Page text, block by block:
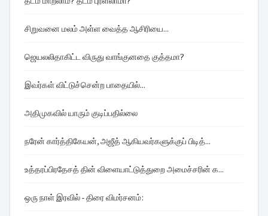
சிறுவனை மலம் அள்ள வைத்த ஆசிரியை...
ஜெயலலிதாகிட்ட விருது வாங்குனதை குத்தமா?
இவர்கள் விட்டுச்சென்ற பாதையில்...
அதிமுகவில் யாரும் குடிப்பதில்லை
நரேன் கார்த்திகேயன், அஜீத் ஆகியவர்களுக்குப் பிடித்...
உத்தரப்பிரதேசத் தின் விளையாட்டுத்துறை அமைச்சரின் க...
ஒரு நாள் இரவில் - திரை விமர்சனம்: